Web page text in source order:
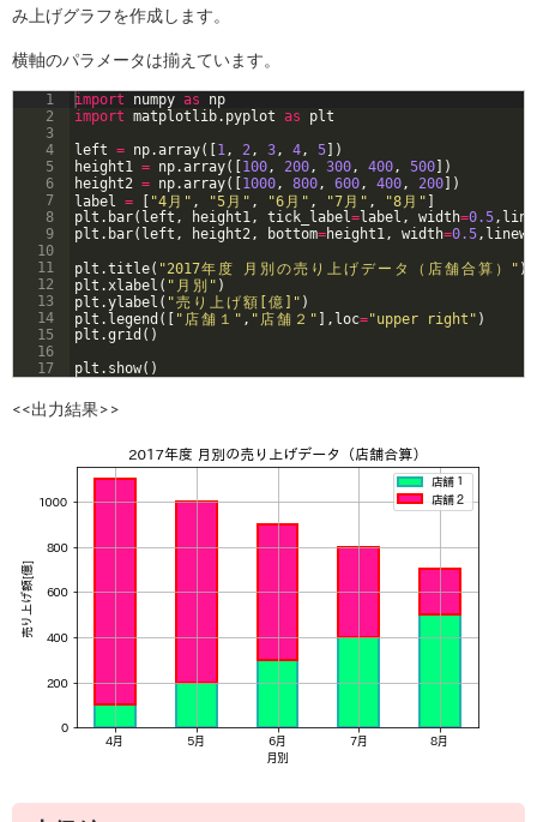
み上げグラフを作成します。
横軸のパラメータは揃えています。
1
2
3
4
5
6
7
8
9
10
11
12
13
14
15
16
17
import numpy as
np
import matplotlib. pyplot as
plt
left = np.array([ 1, 2, 3, 4, 5 ])
height1 = np.array([ 100, 200, 300, 400, 500 ])
height2 = np.array([ 1000, 800, 600, 400, 200 ])
label = "4 月 " , "5 月 " , "6 月 " , "7 月 " , "8 月 "
plt . bar( left , height1, tick_label=label , width=0.5,
plt . bar( left , height2, bottom=height1, width=0.5,
plt .title( "2017年 度 月 別 の売 り 上 げデ ー タ （ 店舗合 算 ） " )
plt .xlabel ( " 月 別 " )
plt .ylabel ( "売 り 上 げ額 億 ]" )
plt . legend ([ " 店舗 １ " , " 店舗 ２ " , loc="upper right" )
plt .grid ( )
plt . show( )
<<出力結果>>